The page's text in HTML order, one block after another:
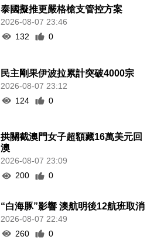
泰國擬推更嚴格槍支管控方案
2026-08-07 23:46
132
0
民主剛果伊波拉累計突破4000宗
2026-08-07 23:12
124
0
拱關截澳門女子超額藏16萬美元回
澳
2026-08-07 23:09
200
0
“白海豚”影響 澳航明後12航班取消
2026-08-07 22:49
260
0